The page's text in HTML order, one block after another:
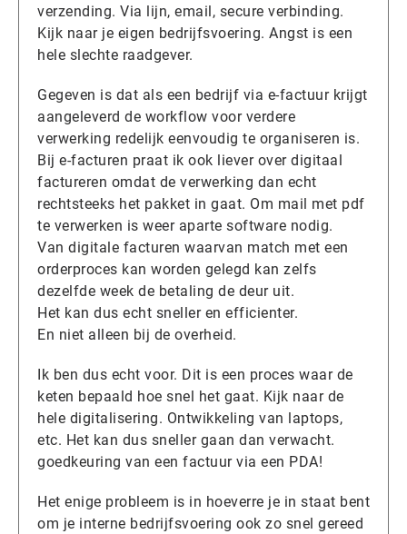
verzending. Via lijn, email, secure verbinding.
Kijk naar je eigen bedrijfsvoering. Angst is een
hele slechte raadgever.
Gegeven is dat als een bedrijf via e-factuur krijgt
aangeleverd de workflow voor verdere
verwerking redelijk eenvoudig te organiseren is.
Bij e-facturen praat ik ook liever over digitaal
factureren omdat de verwerking dan echt
rechtsteeks het pakket in gaat. Om mail met pdf
te verwerken is weer aparte software nodig.
Van digitale facturen waarvan match met een
orderproces kan worden gelegd kan zelfs
dezelfde week de betaling de deur uit.
Het kan dus echt sneller en efficienter.
En niet alleen bij de overheid.
Ik ben dus echt voor. Dit is een proces waar de
keten bepaald hoe snel het gaat. Kijk naar de
hele digitalisering. Ontwikkeling van laptops,
etc. Het kan dus sneller gaan dan verwacht.
goedkeuring van een factuur via een PDA!
Het enige probleem is in hoeverre je in staat bent
om je interne bedrijfsvoering ook zo snel gereed